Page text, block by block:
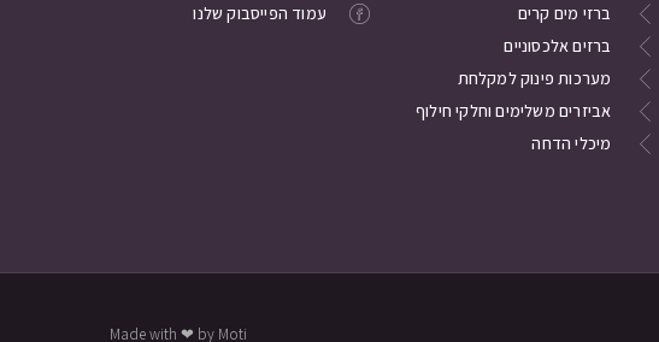
ברזי מים קרים
ברזים אלכסוניים
מערכות פינוק למקלחת
אביזרים משלימים וחלקי חילוף
מיכלי הדחה
עמוד הפייסבוק שלנו
Made with ❤ by Moti